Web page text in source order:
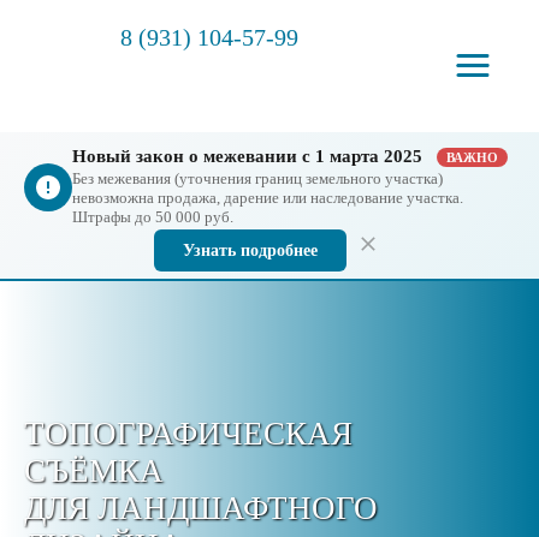
8 (931) 104-57-99
Новый закон о межевании с 1 марта 2025 ВАЖНО
Без межевания (уточнения границ земельного участка)
невозможна продажа, дарение или наследование участка.
Штрафы до 50 000 руб.
Узнать подробнее
ТОПОГРАФИЧЕСКАЯ
СЪЁМКА
ДЛЯ ЛАНДШАФТНОГО